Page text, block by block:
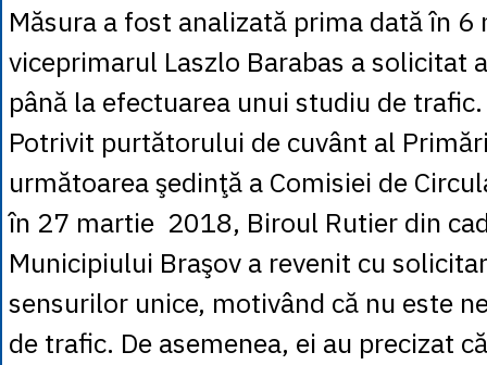
Măsura a fost analizată prima dată în 6
viceprimarul Laszlo Barabas a solicitat
până la efectuarea unui studiu de trafic.
Potrivit purtătorului de cuvânt al
următoarea şedinţă a Comisiei de
în 27 martie 2018, Biroul Rutier din
Municipiului Braşov a revenit cu
sensurilor unice, motivând că nu este
de trafic. De asemenea, ei au precizat